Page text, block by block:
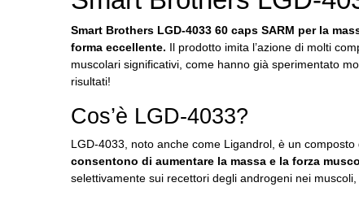
Smart Brothers LGD-4033 60 caps SARM per la
forma eccellente. Il prodotto imita l’azione di molti
muscolari significativi, come hanno già sperimentato
risultati!
Cos’è LGD-4033?
LGD-4033, noto anche come Ligandrol, è un
consentono di aumentare la massa e la forza
selettivamente sui recettori degli androgeni nei